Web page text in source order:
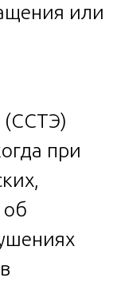
или
(ССТЭ)
при